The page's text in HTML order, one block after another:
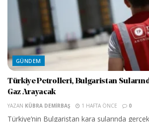
GÜNDEM
Türkiye Petrolleri, Bulgaristan
Gaz Arayacak
YAZAN KÜBRA DEMIRBAŞ 1 HAFTA ÖNCE 0
Türkiye’nin Bulgaristan kara sularında